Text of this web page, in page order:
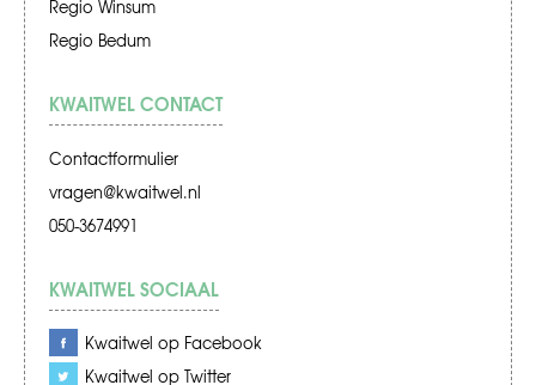
Regio Winsum
Regio Bedum
KWAITWEL CONTACT
Contactformulier
vragen@kwaitwel.nl
050-3674991
KWAITWEL SOCIAAL
Kwaitwel op Facebook
Kwaitwel op Twitter